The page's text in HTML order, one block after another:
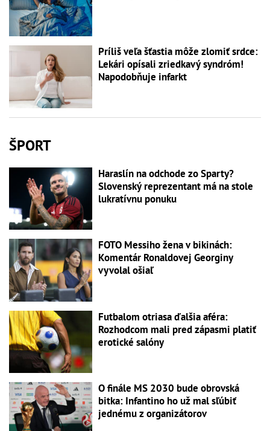
Príliš veľa šťastia môže zlomiť srdce:
Lekári opísali zriedkavý syndróm!
Napodobňuje infarkt
ŠPORT
Haraslín na odchode zo Sparty?
Slovenský reprezentant má na stole
lukratívnu ponuku
FOTO Messiho žena v bikinách:
Komentár Ronaldovej Georginy
vyvolal ošiaľ
Futbalom otriasa ďalšia aféra:
Rozhodcom mali pred zápasmi platiť
erotické salóny
O finále MS 2030 bude obrovská
bitka: Infantino ho už mal sľúbiť
jednému z organizátorov